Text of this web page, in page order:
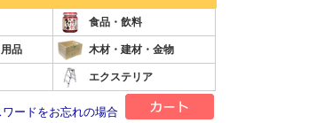
食品・飲料
品 木材・建材・金物
エクステリア
ワードをお忘れの場合